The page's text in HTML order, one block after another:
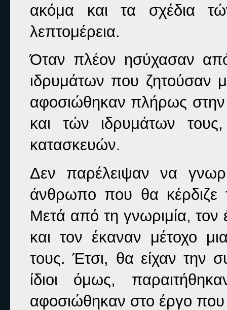
ακόμα και τα σχέδια
λεπτομέρεια.
Όταν πλέον ησύχασαν
ιδρυμάτων που ζητούσαν
αφοσιώθηκαν πλήρως στην
και τών ιδρυμάτων
κατασκευών.
Δεν παρέλειψαν να
άνθρωπο που θα κέρδιζε
Μετά από τη γνωριμία, τον
και τον έκαναν μέτοχο
τους. Έτσι, θα είχαν την
ίδιοι όμως,
αφοσιώθηκαν στο έργο